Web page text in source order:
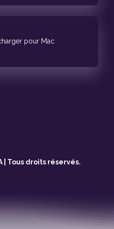
pour Mac
| Tous droits réservés.